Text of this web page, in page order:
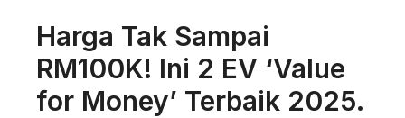
Harga Tak Sampai
RM100K! Ini 2 EV ‘Value
for Money’ Terbaik 2025.